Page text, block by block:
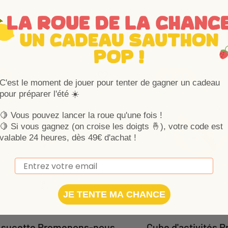
aimerez
C'est le moment de jouer pour tenter de gagner un cadeau
pour préparer l'été ☀️
🍋 Vous pouvez lancer la roue qu'une fois !
🍋 Si vous gagnez (on croise les doigts 🤞), votre code est
valable 24 heures, dès 49€ d'achat !
Email
JE TENTE MA CHANCE